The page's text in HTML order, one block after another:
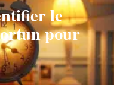
le
pour